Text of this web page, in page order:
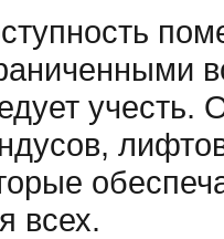
учесть.
всех.